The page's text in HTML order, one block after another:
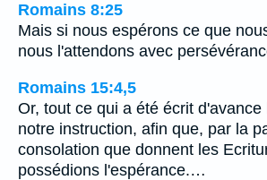
Romains 8:25
Mais si nous espérons ce que
nous l'attendons avec
Romains 15:4,5
Or, tout ce qui a été écrit d'avance
notre instruction, afin que, par la
consolation que donnent les
possédions l'espérance.…